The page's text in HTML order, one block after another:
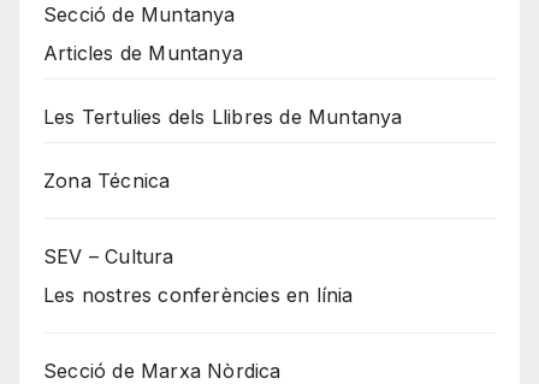
Secció de Muntanya
Articles de Muntanya
Les Tertulies dels Llibres de Muntanya
Zona Técnica
SEV – Cultura
Les nostres conferències en línia
Secció de Marxa Nòrdica